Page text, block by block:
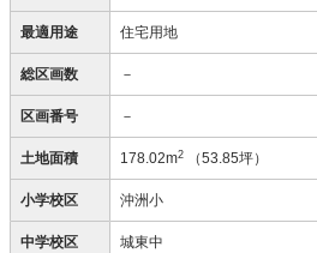
最適用途 住宅用地
総区画数 －
区画番号 －
土地面積 178.02m2 （53.85坪）
小学校区 沖洲小
中学校区 城東中